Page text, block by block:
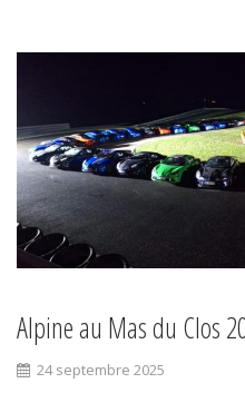
Alpine au Mas du Clos
24 septembre 2025